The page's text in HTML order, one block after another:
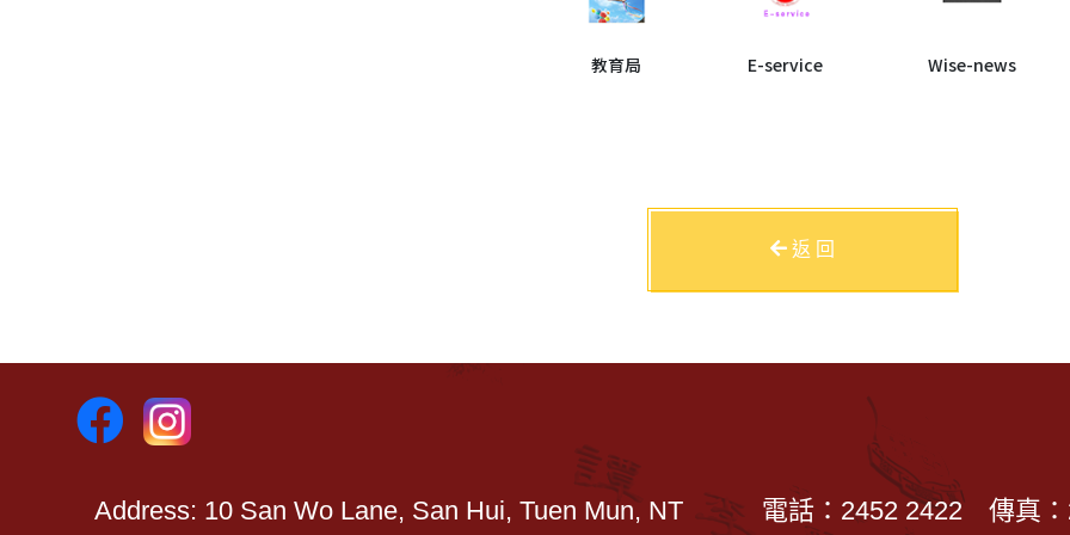
教育局 E-service Wise-news
返 回
Address: 10 San Wo Lane, San Hui, Tuen Mun, NT
電話：2452 2422
傳真